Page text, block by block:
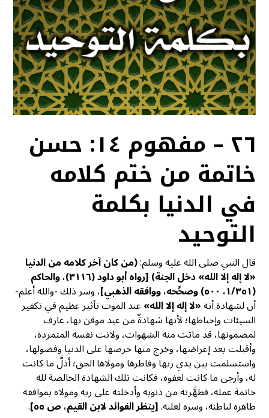
٢٦ – مفهوم ١٤: حسن
خاتمة من ختم كلامه
في الدنيا بكلمة
التوحيد
قال النبي صلى الله عليه وسلم:(من كان آخر كلامه من الدنيا
«لا إله إلا الله» دخل الجنة) [رواه أبو داود (٣١١٦)، والحاكم
(١/٣٥١، ٥٠٠) وصحَّحه، ووافقه الذهبي] ، وسر ذلك -والله أعلم-
أن لشهادة أنه«لا إله إلا الله»عند الموت تأثير عظيم في تكفير
السيئات وإحباطها؛ لأنها شهادةٌ من عبد موقن بها، عارف
لمضمونها، قد ماتت منه الشهوات، ولانت نفسه المتمردة،
وأقبلت بعد إعراضها، وخرج منها حرصها على الدنيا وفضولها،
واستسلمت بين يدي ربها وفاطرها ومولاها الحق؛ أذلَّ ما كانت
له، وأرجى ما كانت لعفوه، فكانت تلك الشهادة الخالصة لله
خاتمة عمله، فطهَّرته من ذنوبه وأدخلته على ربه ومولاه بموافقة
ظاهره لباطنه، وسره لعلنه.[ينظر الفوائد لابن القيم، ص ٥٥]
.